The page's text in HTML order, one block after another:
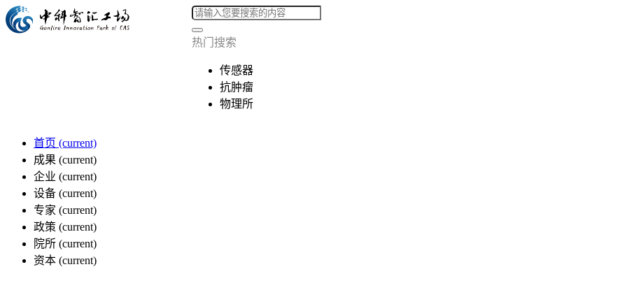
热门搜索
传感器
抗肿瘤
物理所
首页 (current)
成果 (current)
企业 (current)
设备 (current)
专家 (current)
政策 (current)
院所 (current)
资本 (current)